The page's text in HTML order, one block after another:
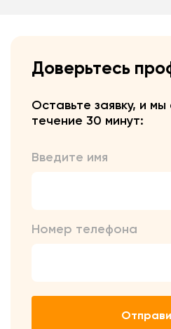
Доверьтесь
Оставьте заявку, и мы
течение 30 минут:
Введите имя
Номер телефона